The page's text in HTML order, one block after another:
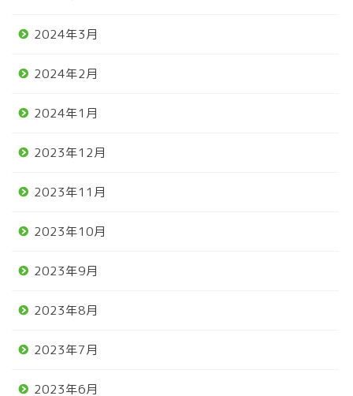
2024年3月
2024年2月
2024年1月
2023年12月
2023年11月
2023年10月
2023年9月
2023年8月
2023年7月
2023年6月